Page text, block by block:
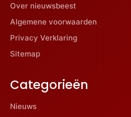
Over nieuwsbeest
Algemene voorwaarden
Privacy Verklaring
Sitemap
Categorieën
Nieuws